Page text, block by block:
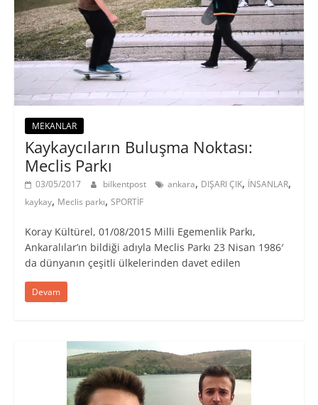
MEKANLAR
Kaykaycıların Buluşma Noktası:
Meclis Parkı
03/05/2017 bilkentpost ankara, DIŞARI ÇIK, İNSANLAR,
kaykay, Meclis parkı, SPORTİF
Koray Kültürel, 01/08/2015 Milli Egemenlik Parkı,
Ankaralılar’ın bildiği adıyla Meclis Parkı 23 Nisan 1986′
da dünyanın çeşitli ülkelerinden davet edilen
Devam